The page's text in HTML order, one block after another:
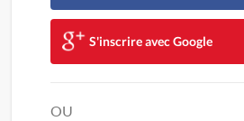
S'inscrire avec Google
OU